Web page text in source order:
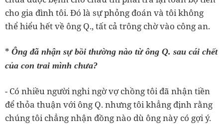
cho gia đình tôi. Đó là sự phỏng đoán và tôi không
thể hiểu hết về ông Q., tất cả trông chờ vào công an.
* Ông đã nhận sự bồi thường nào từ ông Q. sau cái chết
của con trai mình chưa?
- Có nhiều người nghi ngờ vợ chồng tôi đã nhận tiền
để thỏa thuận với ông Q. nhưng tôi khẳng định rằng
chúng tôi chẳng nhận đồng nào dù ông này có gợi ý.